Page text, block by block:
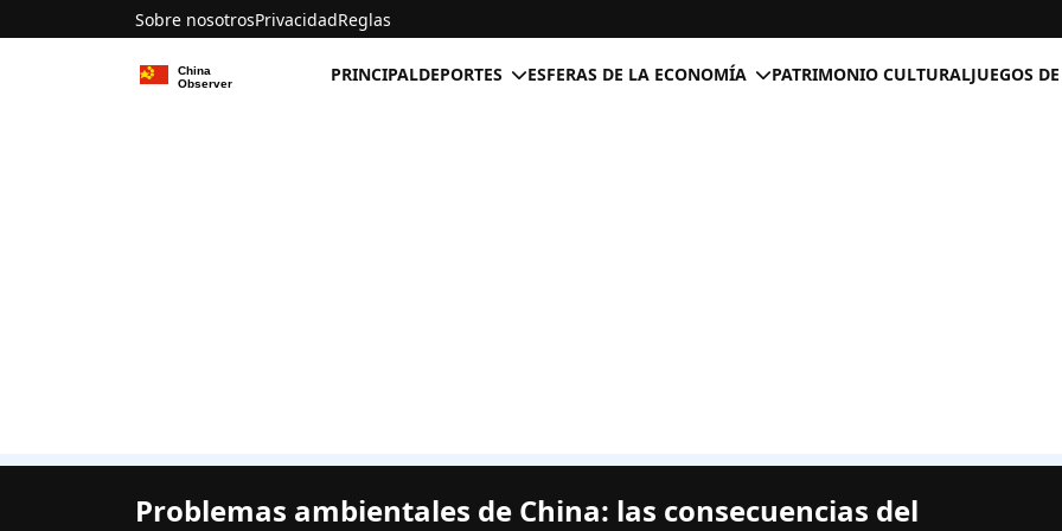
Sobre nosotrosPrivacidadReglas
PRINCIPALDEPORTES ESFERAS DE LA ECONOMÍA PATRIMONIO CULTURALJUEGOS
Problemas ambientales de China: las consecuencias del